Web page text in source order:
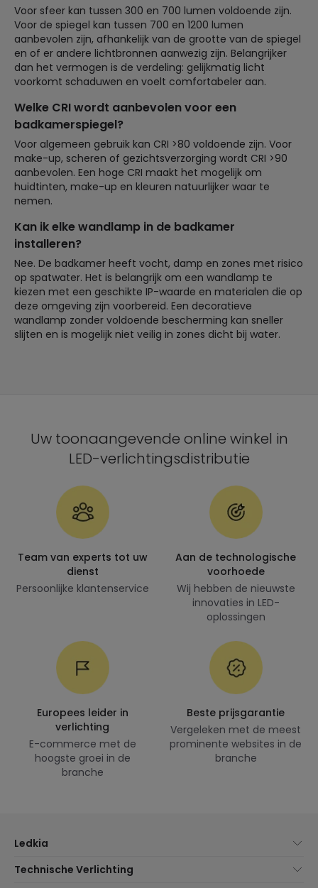
Voor sfeer kan tussen 300 en 700 lumen voldoende zijn.
Voor de spiegel kan tussen 700 en 1200 lumen
aanbevolen zijn, afhankelijk van de grootte van de spiegel
en of er andere lichtbronnen aanwezig zijn. Belangrijker
dan het vermogen is de verdeling: gelijkmatig licht
voorkomt schaduwen en voelt comfortabeler aan.
Welke CRI wordt aanbevolen voor een
badkamerspiegel?
Voor algemeen gebruik kan CRI >80 voldoende zijn. Voor
make-up, scheren of gezichtsverzorging wordt CRI >90
aanbevolen. Een hoge CRI maakt het mogelijk om
huidtinten, make-up en kleuren natuurlijker waar te
nemen.
Kan ik elke wandlamp in de badkamer
installeren?
Nee. De badkamer heeft vocht, damp en zones met risico
op spatwater. Het is belangrijk om een wandlamp te
kiezen met een geschikte IP-waarde en materialen die op
deze omgeving zijn voorbereid. Een decoratieve
wandlamp zonder voldoende bescherming kan sneller
slijten en is mogelijk niet veilig in zones dicht bij water.
Uw toonaangevende online winkel in
LED-verlichtingsdistributie
Team van experts tot uw
dienst
Persoonlijke klantenservice
Aan de technologische
voorhoede
Wij hebben de nieuwste
innovaties in LED-
oplossingen
Europees leider in
verlichting
E-commerce met de
hoogste groei in de
branche
Beste prijsgarantie
Vergeleken met de meest
prominente websites in de
branche
Ledkia
Klantenservice
Technische Verlichting